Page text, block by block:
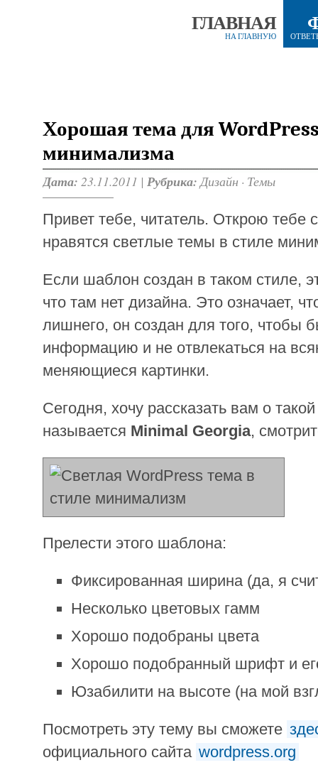
ГЛАВНАЯ
НА ГЛАВНУЮ
Хорошая тема для
минимализма
Дата: 23.11.2011 | Рубрика: Дизайн · Темы
Привет тебе, читатель. Открою тебе
нравятся светлые темы в стиле
Если шаблон создан в таком стиле,
что там нет дизайна. Это означает,
лишнего, он создан для того, чтобы
информацию и не отвлекаться на
меняющиеся картинки.
Сегодня, хочу рассказать вам о
называется Minimal Georgia,
Прелести этого шаблона:
Фиксированная ширина (да, я
Несколько цветовых гамм
Хорошо подобраны цвета
Хорошо подобранный шрифт и
Юзабилити на высоте (на мой
Посмотреть эту тему вы сможете
официального сайта wordpress.org